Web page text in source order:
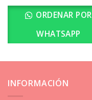
ORDENAR POR
WHATSAPP
INFORMACIÓN